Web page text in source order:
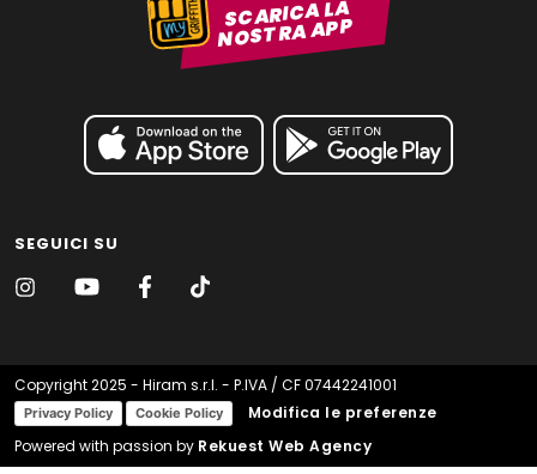
SCARICA LA
NOSTRA APP
SEGUICI SU
Copyright 2025 - Hiram s.r.l. - P.IVA / CF 07442241001
Privacy Policy Cookie Policy
Modifica le preferenze
Powered with passion by Rekuest Web Agency